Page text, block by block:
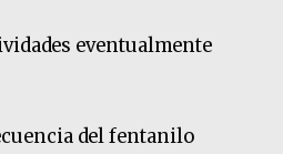
eventualmente
del fentanilo